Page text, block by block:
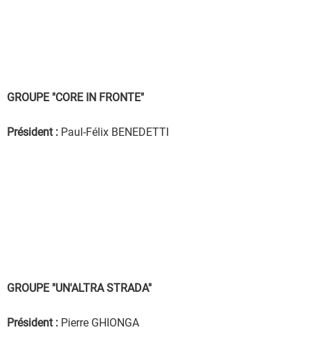
GROUPE "CORE IN FRONTE"
Président : Paul-Félix BENEDETTI
GROUPE "UN'ALTRA STRADA"
Président : Pierre GHIONGA